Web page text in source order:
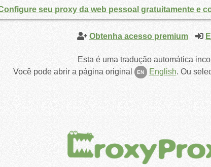
Obtenha acesso premium
Esta é uma tradução automática
Você pode abrir a página original
EN English. Ou
seu proxy da web pessoal gratuitamente e